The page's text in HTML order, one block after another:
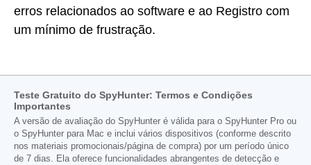
erros relacionados ao software e ao Registro com
um mínimo de frustração.
Teste Gratuito do SpyHunter: Termos e Condições
Importantes
A versão de avaliação do SpyHunter é válida para o SpyHunter Pro ou
o SpyHunter para Mac e inclui vários dispositivos (conforme descrito
nos materiais promocionais/página de compra) por um período único
de 7 dias. Ela oferece funcionalidades abrangentes de detecção e